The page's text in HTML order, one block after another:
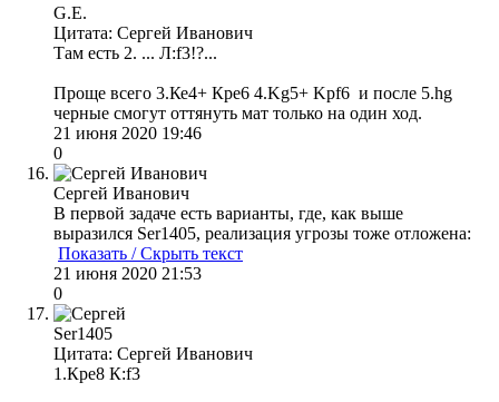
G.E.
Цитата: Сергей Иванович
Там есть 2. ... Л:f3!?...
Проще всего 3.Ке4+ Кре6 4.Kg5+ Kpf6 и после 5.hg
черные смогут оттянуть мат только на один ход.
21 июня 2020 19:46
0
Сергей Иванович
В первой задаче есть варианты, где, как выше
выразился Ser1405, реализация угрозы тоже отложена:
Показать / Скрыть текст
21 июня 2020 21:53
0
Ser1405
Цитата: Сергей Иванович
1.Кре8 К:f3